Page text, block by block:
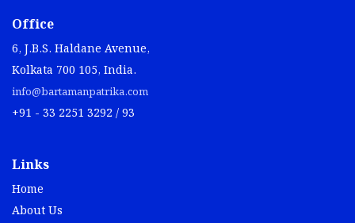
Office
6, J.B.S. Haldane Avenue,
Kolkata 700 105, India.
info@bartamanpatrika.com
+91 - 33 2251 3292 / 93
Links
Home
About Us